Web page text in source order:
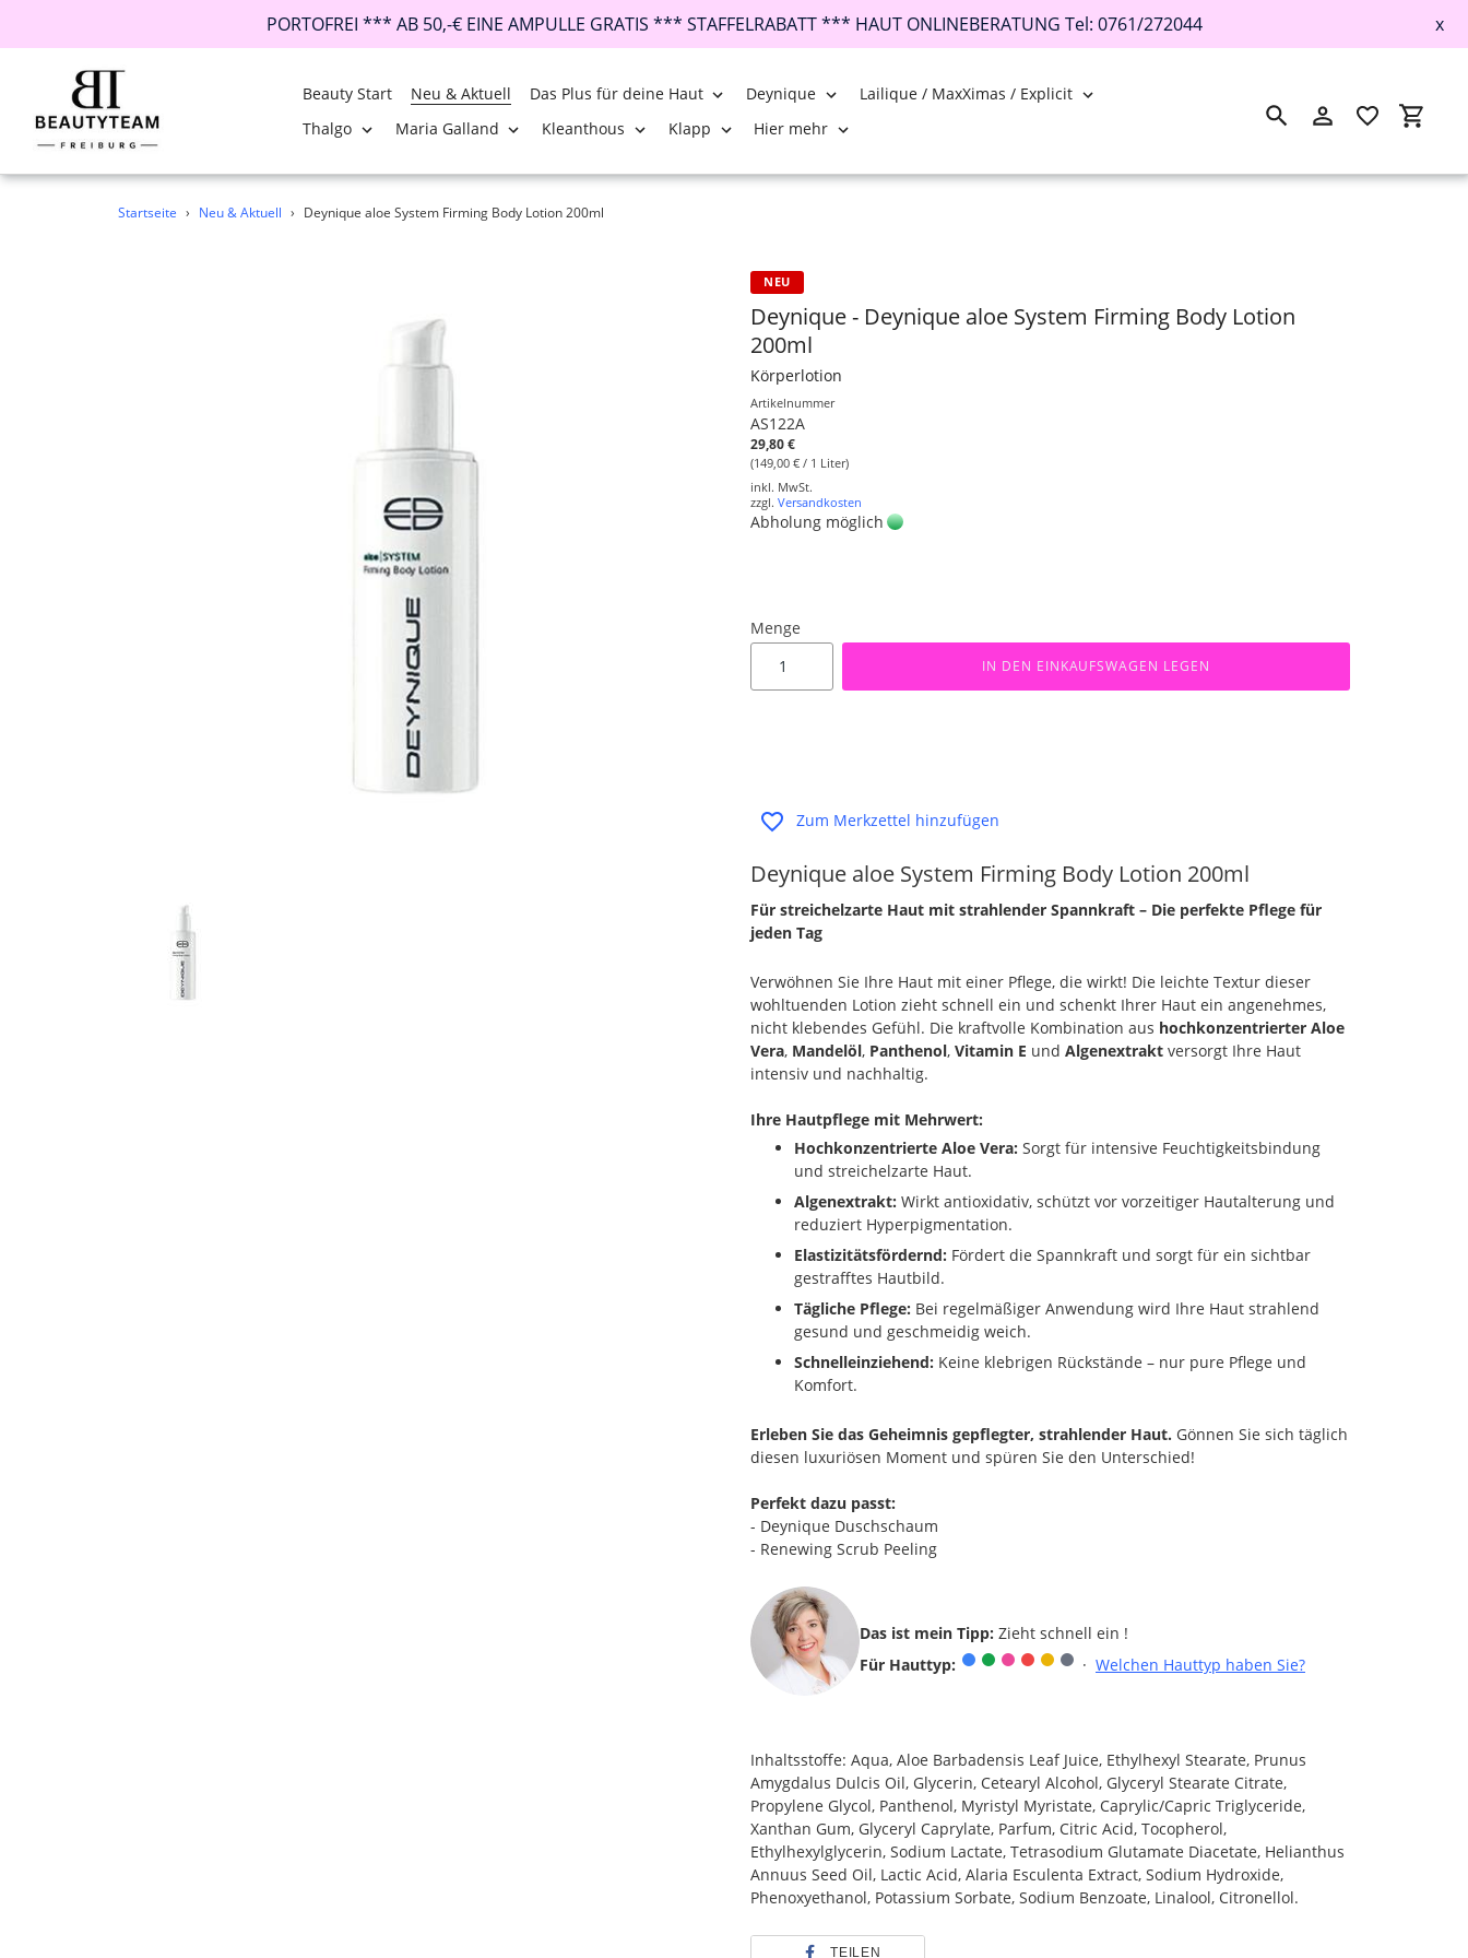
PORTOFREI *** AB 50,-€ EINE AMPULLE GRATIS *** STAFFELRABATT *** HAUT ONLINEBERATUNG Tel: 0761/272044 x
Beauty Start Neu & Aktuell Das Plus für deine Haut Deynique
Lailique / MaxXimas / Explicit
Thalgo
Maria Galland Kleanthous Klapp Hier mehr SuchenEinloggen
Startseite › Neu & Aktuell › Deynique aloe System Firming Body Lotion 200ml
NEU
Deynique - Deynique aloe System Firming Body Lotion
200ml
Körperlotion
Artikelnummer
AS122A
29,80 €
(149,00 € / 1 Liter)
inkl. MwSt.
zzgl. Versandkosten
Abholung möglich
Menge
IN DEN EINKAUFSWAGEN LEGEN
Zum Merkzettel hinzufügen
Deynique aloe System Firming Body Lotion 200ml
Für streichelzarte Haut mit strahlender Spannkraft – Die perfekte Pflege für
jeden Tag
Verwöhnen Sie Ihre Haut mit einer Pflege, die wirkt! Die leichte Textur dieser
wohltuenden Lotion zieht schnell ein und schenkt Ihrer Haut ein angenehmes,
nicht klebendes Gefühl. Die kraftvolle Kombination aus hochkonzentrierter Aloe
Vera, Mandelöl, Panthenol, Vitamin E und Algenextrakt versorgt Ihre Haut
intensiv und nachhaltig.
Ihre Hautpflege mit Mehrwert:
Hochkonzentrierte Aloe Vera: Sorgt für intensive Feuchtigkeitsbindung
und streichelzarte Haut.
Algenextrakt: Wirkt antioxidativ, schützt vor vorzeitiger Hautalterung und
reduziert Hyperpigmentation.
Elastizitätsfördernd: Fördert die Spannkraft und sorgt für ein sichtbar
gestrafftes Hautbild.
Tägliche Pflege: Bei regelmäßiger Anwendung wird Ihre Haut strahlend
gesund und geschmeidig weich.
Schnelleinziehend: Keine klebrigen Rückstände – nur pure Pflege und
Komfort.
Erleben Sie das Geheimnis gepflegter, strahlender Haut. Gönnen Sie sich täglich
diesen luxuriösen Moment und spüren Sie den Unterschied!
Perfekt dazu passt:
- Deynique Duschschaum
- Renewing Scrub Peeling
Das ist mein Tipp: Zieht schnell ein !
Für Hauttyp:
· Welchen Hauttyp haben Sie?
Inhaltsstoffe: Aqua, Aloe Barbadensis Leaf Juice, Ethylhexyl Stearate, Prunus
Amygdalus Dulcis Oil, Glycerin, Cetearyl Alcohol, Glyceryl Stearate Citrate,
Propylene Glycol, Panthenol, Myristyl Myristate, Caprylic/Capric Triglyceride,
Xanthan Gum, Glyceryl Caprylate, Parfum, Citric Acid, Tocopherol,
Ethylhexylglycerin, Sodium Lactate, Tetrasodium Glutamate Diacetate, Helianthus
Annuus Seed Oil, Lactic Acid, Alaria Esculenta Extract, Sodium Hydroxide,
Phenoxyethanol, Potassium Sorbate, Sodium Benzoate, Linalool, Citronellol.
TEILEN